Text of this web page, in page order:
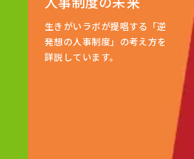
生きがいラボが提唱する「逆
発想の人事制度」の考え方を
詳説しています。